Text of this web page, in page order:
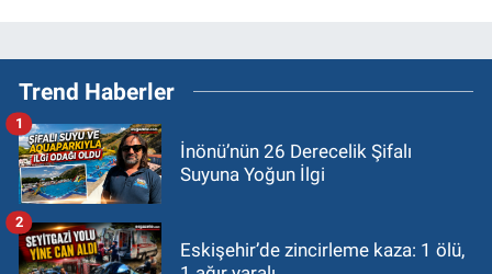
Trend Haberler
İnönü’nün 26 Derecelik Şifalı
Suyuna Yoğun İlgi
1
Eskişehir’de zincirleme kaza: 1 ölü,
2